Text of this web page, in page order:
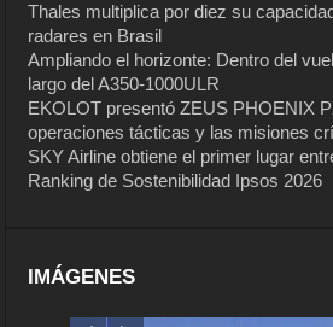
Thales multiplica por diez su
radares en Brasil
Ampliando el horizonte: Dentro del
largo del A350-1000ULR
EKOLOT presentó ZEUS PHOENIX
operaciones tácticas y las misiones
SKY Airline obtiene el primer lugar
Ranking de Sostenibilidad Ipsos 2026
IMÁGENES